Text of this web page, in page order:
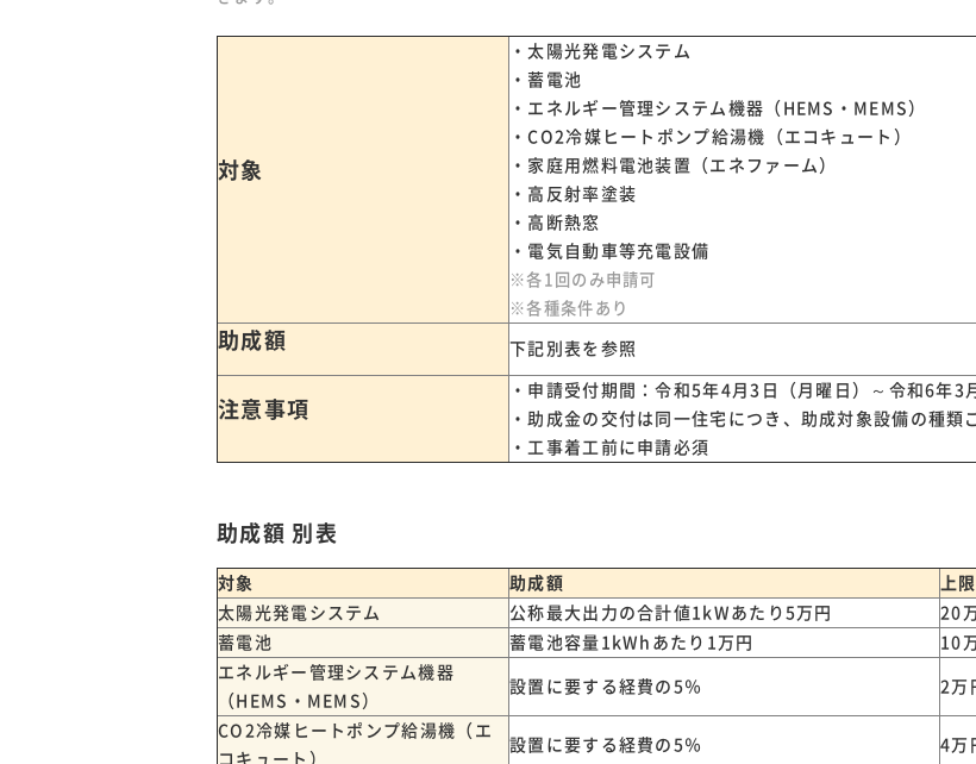
対象
・太陽光発電システム
・蓄電池
・エネルギー管理システム機器（HEMS・MEMS）
・CO2冷媒ヒートポンプ給湯機（エコキュート）
・家庭用燃料電池装置（エネファーム）
・高反射率塗装
・高断熱窓
・電気自動車等充電設備
※各1回のみ申請可
※各種条件あり
助成額 下記別表を参照
注意事項
・申請受付期間：令和5年4月3日（月曜日）～令和6年3
・助成金の交付は同一住宅につき、助成対象設備の種類
・工事着工前に申請必須
助成額 別表
対象 助成額
上限
太陽光発電システム
公称最大出力の合計値1kWあたり5万円
20
蓄電池
蓄電池容量1kWhあたり1万円
10
エネルギー管理システム機器
（HEMS・MEMS）
設置に要する経費の5％ 2万
CO2冷媒ヒートポンプ給湯機（エ
コキュート）
設置に要する経費の5％ 4万